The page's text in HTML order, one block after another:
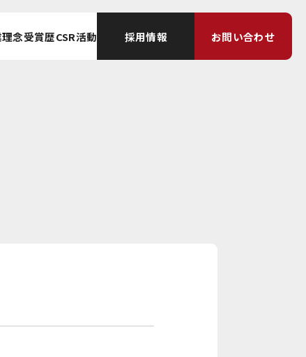
念受賞歴CSR活動 採用情報 お問い合わせ